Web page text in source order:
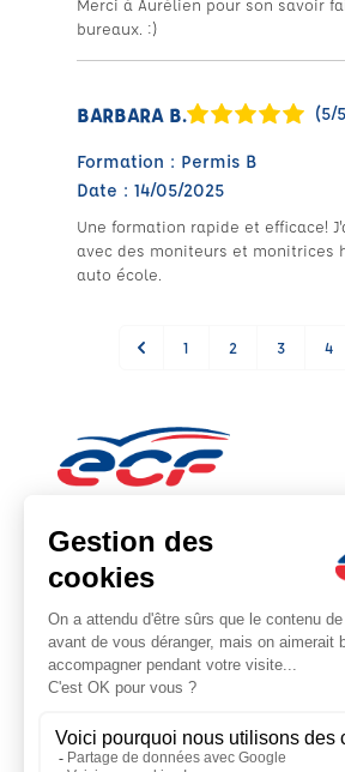
Merci à Aurélien pour son savoir
bureaux. :)
BARBARA B. (5/
Formation : Permis B
Date : 14/05/2025
Une formation rapide et efficace!
avec des moniteurs et monitrices
auto école.
1 2 3 4
Note : 4.6/5
Moyenne calculée sur